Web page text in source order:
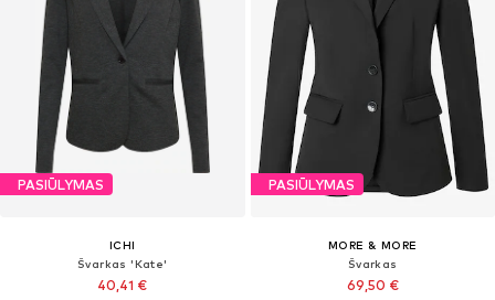
PASIŪLYMAS
ICHI
Švarkas 'Kate'
40,41 €
PASIŪLYMAS
MORE & MORE
Švarkas
69,50 €